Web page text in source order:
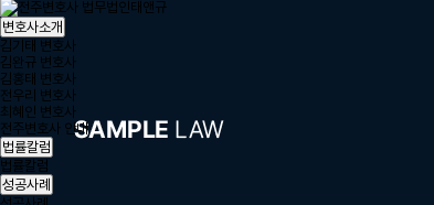
변호사소개
김기태 변호사
김완규 변호사
김홍태 변호사
전우리 변호사
최혜인 변호사
전주변호사 안내
법률칼럼
법률칼럼
성공사례